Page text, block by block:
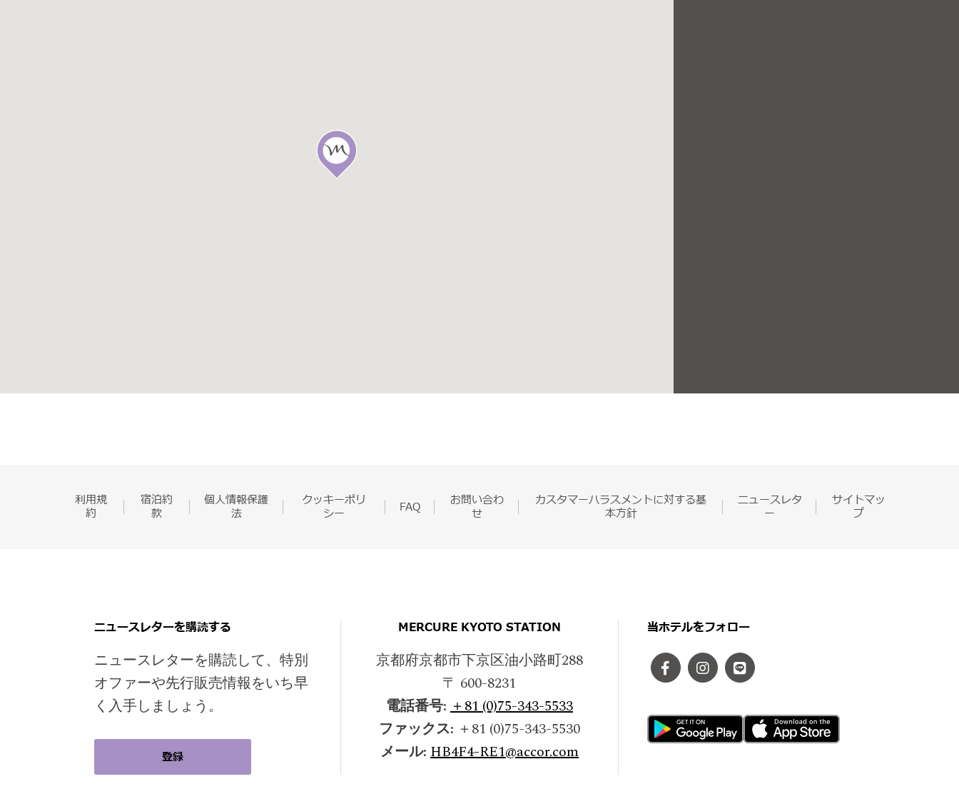
利用規
約
宿泊約
款
個人情報保護
法
クッキーポリ
シー
FAQ
お問い合わ
せ
カスタマーハラスメントに対する基
本方針
ニュースレタ
ー
サイトマッ
プ
ニュースレターを購読する
ニュースレターを購読して、特別
オファーや先行販売情報をいち早
く入手しましょう。
MERCURE KYOTO STATION
京都府京都市下京区油小路町288
〒 600-8231
電話番号: ＋81 (0)75-343-5533
ファックス: ＋81 (0)75-343-5530
メール: HB4F4-RE1@accor.com
当ホテルをフォロー